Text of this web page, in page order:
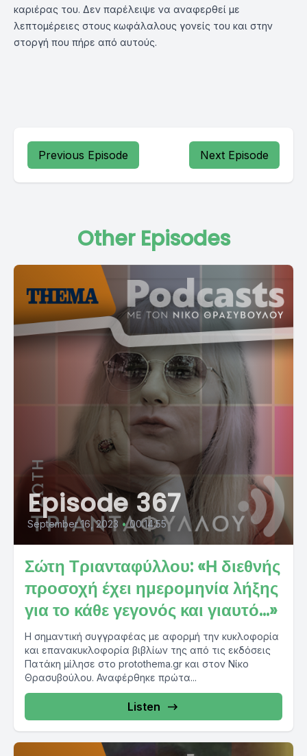
καριέρας του. Δεν παρέλειψε να αναφερθεί με
λεπτομέρειες στους κωφάλαλους γονείς του και στην
στοργή που πήρε από αυτούς.
Previous Episode Next Episode
Other Episodes
Episode 367
September 16, 2023 • 00:14:55
Σώτη Τριανταφύλλου: «Η διεθνής
προσοχή έχει ημερομηνία λήξης
για το κάθε γεγονός και γιαυτό...»
Η σημαντική συγγραφέας με αφορμή την κυκλοφορία
και επανακυκλοφορία βιβλίων της από τις εκδόσεις
Πατάκη μίλησε στο protothema.gr και στον Νίκο
Θρασυβούλου. Αναφέρθηκε πρώτα...
Listen